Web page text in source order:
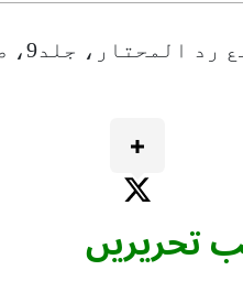
جلد9، صفحہ 524،525، مطبوعہ کوئٹہ
تحریریں